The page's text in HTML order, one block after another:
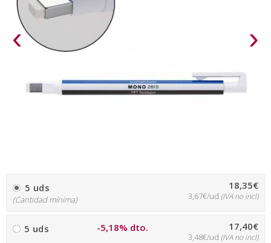
‹ ›
5 uds
(Cantidad mínima)
18,35€
3,67€/ud (IVA no incl)
5 uds -5,18% dto. 17,40€
3,48€/ud (IVA no incl)